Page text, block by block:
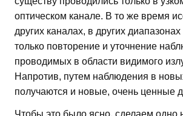
оптическом канале. В то же время
других каналах, в других
только повторение и уточнение
проводимых в области видимого
Напротив, путем наблюдения в
получаются и новые, очень ценные
Чтобы это было ясно, сделаем одно